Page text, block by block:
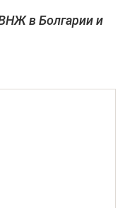
в Болгарии и